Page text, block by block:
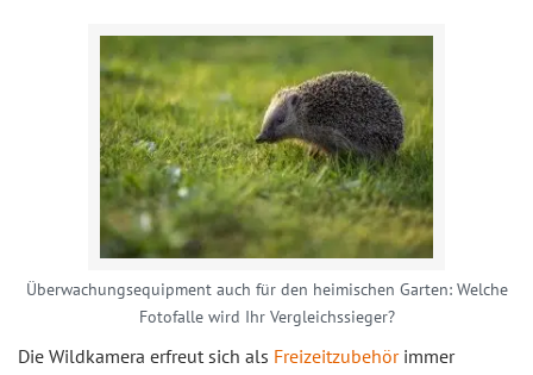
Überwachungsequipment auch für den heimischen Garten: Welche
Fotofalle wird Ihr Vergleichssieger?
Die Wildkamera erfreut sich als Freizeitzubehörimmer